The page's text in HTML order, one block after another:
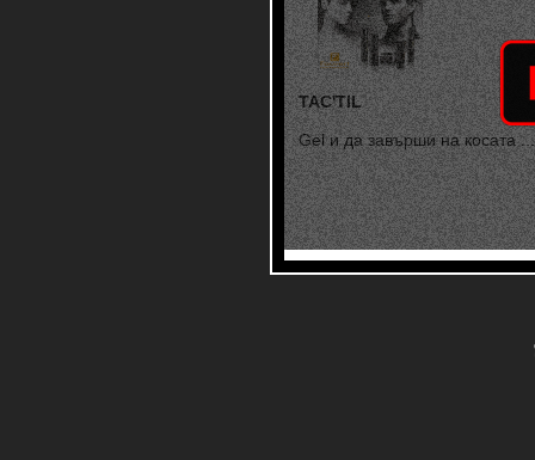
TAC'TIL
Gel и да завърши на косата ...